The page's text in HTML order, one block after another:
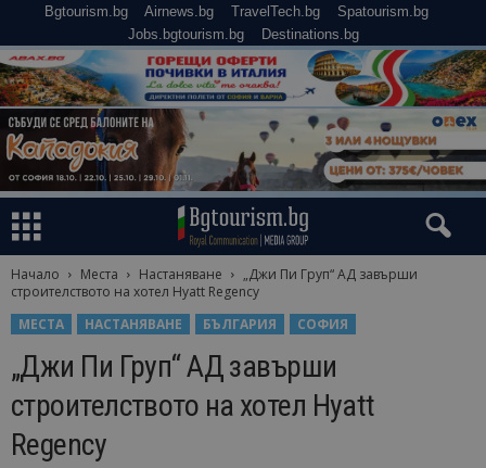
Bgtourism.bg Airnews.bg TravelTech.bg
Spatourism.bg
Jobs.bgtourism.bg
Destinations.bg
Начало Места Настаняване
„Джи Пи Груп“ АД завърши
строителството на хотел Hyatt Regency
МЕСТА
НАСТАНЯВАНЕ БЪЛГАРИЯ СОФИЯ
„Джи Пи Груп“ АД завърши
строителството на хотел Hyatt
Regency